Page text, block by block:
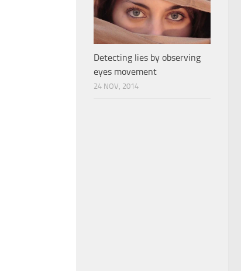
Detecting lies by observing
eyes movement
24 NOV, 2014